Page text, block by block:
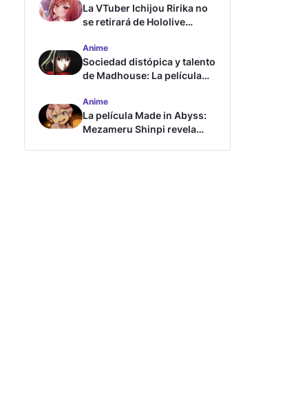
La VTuber Ichijou Ririka no
se retirará de Hololive
Anime
Sociedad distópica y talento
de Madhouse: La película
tráiler
Anime
La película Made in Abyss:
Mezameru Shinpi revela